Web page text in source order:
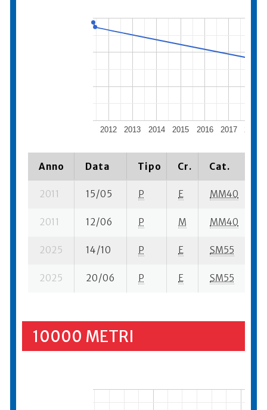
2012 2013 2014 2015 2016 2017 2018
Anno Data Tipo Cr. Cat.
2011 15/05 P E MM40
2011 12/06 P M MM40
2025 14/10 P E SM55
2025 20/06 P E SM55
10000 METRI